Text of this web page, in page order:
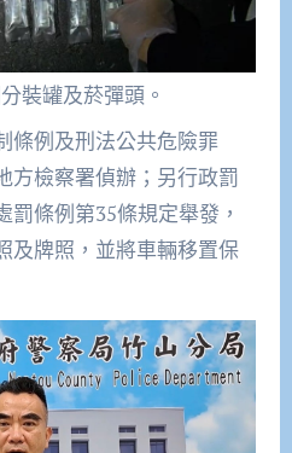
裝罐及菸彈頭。
條例及刑法公共危險罪
方檢察署偵辦；另行政罰
條例第35條規定舉發，
及牌照，並將車輛移置保